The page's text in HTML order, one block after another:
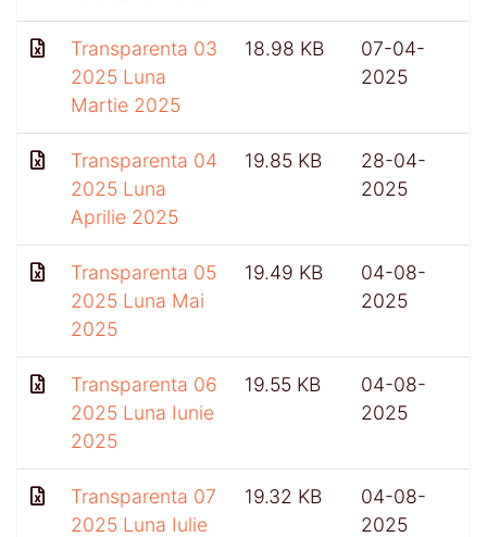
Transparenta 03
2025 Luna
Martie 2025
18.98 KB
07-04-
2025
Transparenta 04
2025 Luna
Aprilie 2025
19.85 KB
28-04-
2025
Transparenta 05
2025 Luna Mai
2025
19.49 KB
04-08-
2025
Transparenta 06
2025 Luna Iunie
2025
19.55 KB
04-08-
2025
Transparenta 07
2025 Luna Iulie
19.32 KB
04-08-
2025